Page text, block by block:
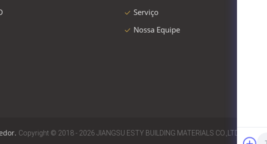
Serviço
Nossa Equipe
Copyright © 2018 - 2026 JIANGSU ESTY BUILDING MATERIALS CO.,LTD. All Rights